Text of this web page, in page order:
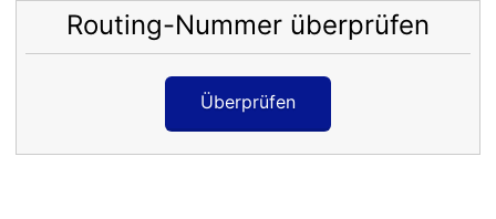
Routing-Nummer überprüfen
Überprüfen